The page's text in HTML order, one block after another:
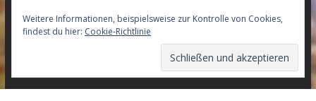
Copyright © 2026 Team-HWG-Gedern Mountainbike –
Racingteam. Alle Rechte vorbehalten.
von ThemeGrill. Präsentiert von
WordPress.
Weitere Informationen, beispielsweise zur Kontrolle von Cookies,
findest du hier: Cookie-Richtlinie